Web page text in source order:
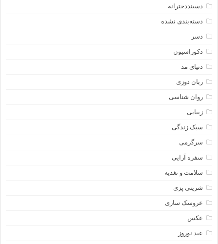
دسبنددخترانه
دسته‌بندی نشده
دسر
دکوراسیون
دنیای مد
ربان دوزی
روان شناسی
زیبایی
سبک زندگی
سرگرمی
سفره آرایی
سلامت و تغذیه
شرینی پزی
عروسک سازی
عکس
عید نوروز